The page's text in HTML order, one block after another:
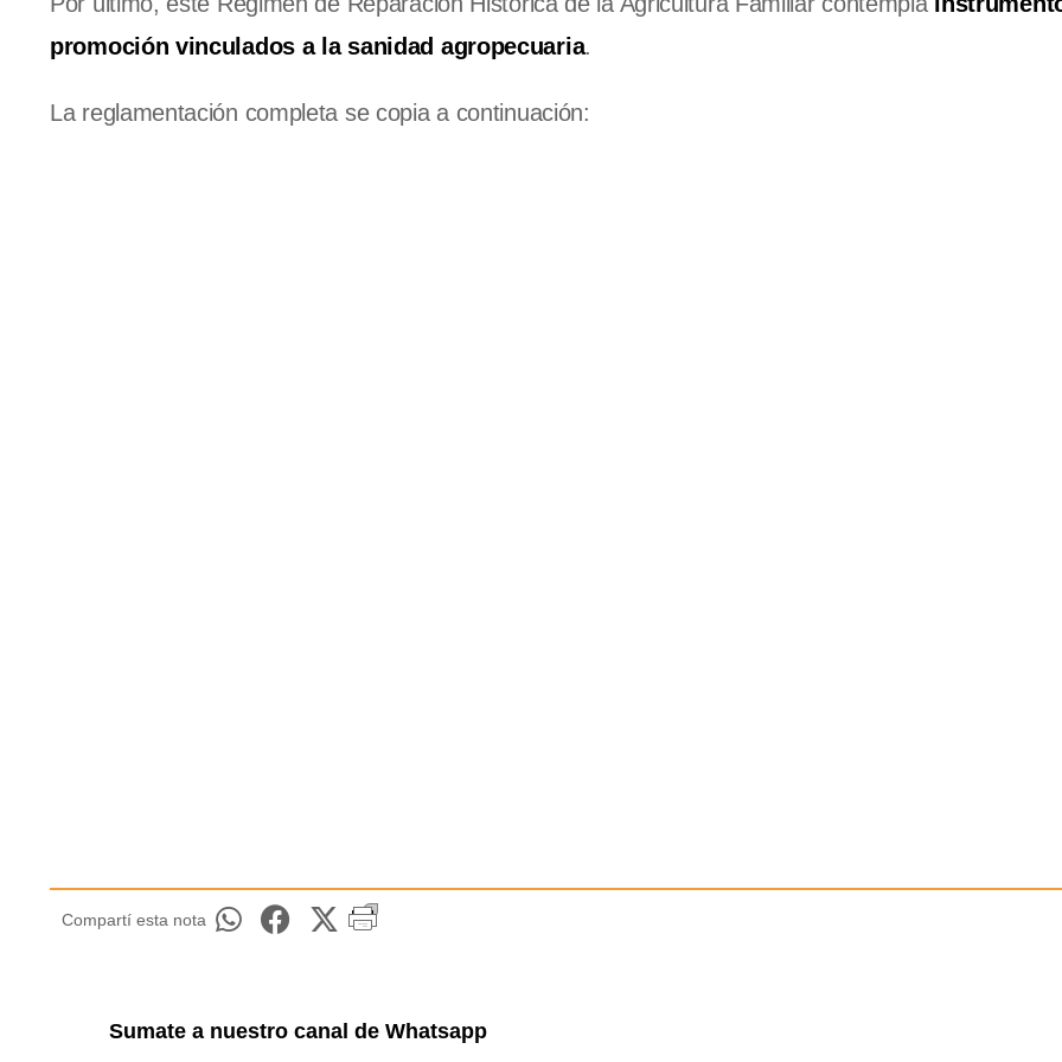
promoción vinculados a la sanidad agropecuaria.
La reglamentación completa se copia a continuación:
Compartí esta nota
Sumate a nuestro canal de Whatsapp